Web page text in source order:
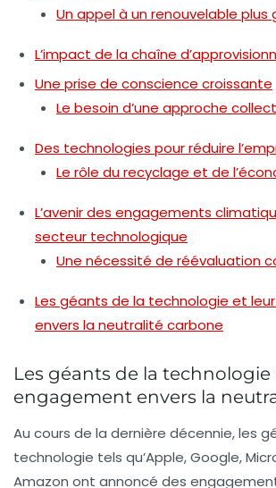
Un appel à un renouvelable plus
L’impact de la chaîne
Une prise de conscience croissante
Le besoin d’une approche
Des technologies pour réduire
Le rôle du recyclage et de
L’avenir des engagements
secteur technologique
Une nécessité de réévaluation
Les géants de la technologie et
envers la neutralité carbone
Les géants de la technologie
engagement envers la
Au cours de la dernière décennie, les
technologie tels qu’Apple, Google,
Amazon ont annoncé des